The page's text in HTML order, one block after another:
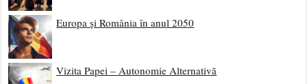
Europa și România în anul 2050
Vizita Papei – Autonomie Alternativă